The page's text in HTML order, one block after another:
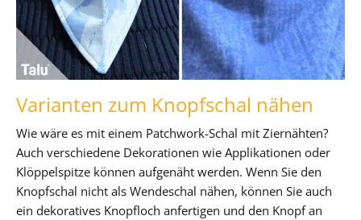
Varianten zum Knopfschal nähen
Wie wäre es mit einem Patchwork-Schal mit Ziernähten?
Auch verschiedene Dekorationen wie Applikationen oder
Klöppelspitze können aufgenäht werden. Wenn Sie den
Knopfschal nicht als Wendeschal nähen, können Sie auch
ein dekoratives Knopfloch anfertigen und den Knopf an